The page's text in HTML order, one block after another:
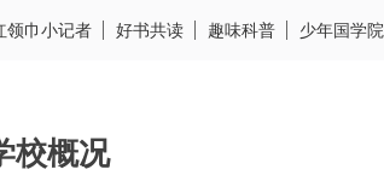
领巾小记者 好书共读 趣味科普 少年国学院
校概况